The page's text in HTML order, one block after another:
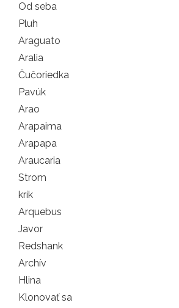
Od seba
Pluh
Araguato
Aralia
Čučoriedka
Pavúk
Arao
Arapaima
Arapapa
Araucaria
Strom
krík
Arquebus
Javor
Redshank
Archív
Hlina
Klonovať sa